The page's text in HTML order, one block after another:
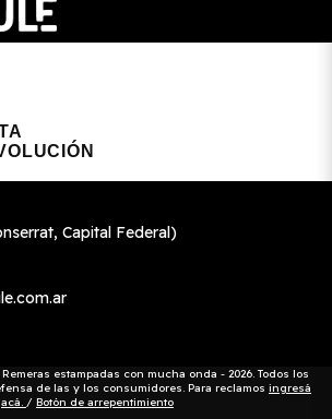
Capital Federal)
estampadas con mucha onda - 2026. Todos los
de las y los consumidores. Para reclamos ingresá
acá. / Botón de arrepentimiento